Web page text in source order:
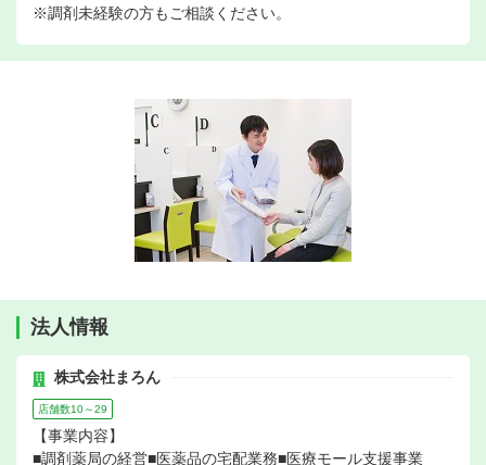
※調剤未経験の方もご相談ください。
法人情報
株式会社まろん
店舗数10～29
【事業内容】
■調剤薬局の経営■医薬品の宅配業務■医療モール支援事業